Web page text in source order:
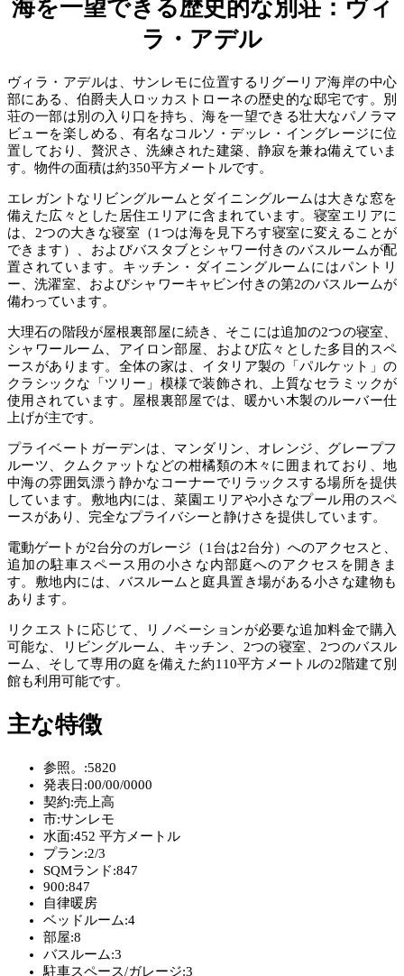
海を一望できる歴史的な別荘：ヴィ
ラ・アデル
ヴィラ・アデルは、サンレモに位置するリグーリア海岸の中心
部にある、伯爵夫人ロッカストローネの歴史的な邸宅です。別
荘の一部は別の入り口を持ち、海を一望できる壮大なパノラマ
ビューを楽しめる、有名なコルソ・デッレ・イングレージに位
置しており、贅沢さ、洗練された建築、静寂を兼ね備えていま
す。物件の面積は約350平方メートルです。
エレガントなリビングルームとダイニングルームは大きな窓を
備えた広々とした居住エリアに含まれています。寝室エリアに
は、2つの大きな寝室（1つは海を見下ろす寝室に変えることが
できます）、およびバスタブとシャワー付きのバスルームが配
置されています。キッチン・ダイニングルームにはパントリ
ー、洗濯室、およびシャワーキャビン付きの第2のバスルームが
備わっています。
大理石の階段が屋根裏部屋に続き、そこには追加の2つの寝室、
シャワールーム、アイロン部屋、および広々とした多目的スペ
ースがあります。全体の家は、イタリア製の「パルケット」の
クラシックな「ツリー」模様で装飾され、上質なセラミックが
使用されています。屋根裏部屋では、暖かい木製のルーバー仕
上げが主です。
プライベートガーデンは、マンダリン、オレンジ、グレープフ
ルーツ、クムクァットなどの柑橘類の木々に囲まれており、地
中海の雰囲気漂う静かなコーナーでリラックスする場所を提供
しています。敷地内には、菜園エリアや小さなプール用のスペ
ースがあり、完全なプライバシーと静けさを提供しています。
電動ゲートが2台分のガレージ（1台は2台分）へのアクセスと、
追加の駐車スペース用の小さな内部庭へのアクセスを開きま
す。敷地内には、バスルームと庭具置き場がある小さな建物も
あります。
リクエストに応じて、リノベーションが必要な追加料金で購入
可能な、リビングルーム、キッチン、2つの寝室、2つのバスル
ーム、そして専用の庭を備えた約110平方メートルの2階建て別
館も利用可能です。
主な特徴
参照。:5820
発表日:00/00/0000
契約:売上高
市:サンレモ
水面:452 平方メートル
プラン:2/3
SQMランド:847
900:847
自律暖房
ベッドルーム:4
部屋:8
バスルーム:3
駐車スペース/ガレージ:3